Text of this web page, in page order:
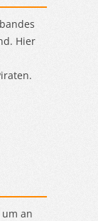
Hier
um an